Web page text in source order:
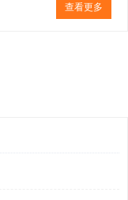
查看更多